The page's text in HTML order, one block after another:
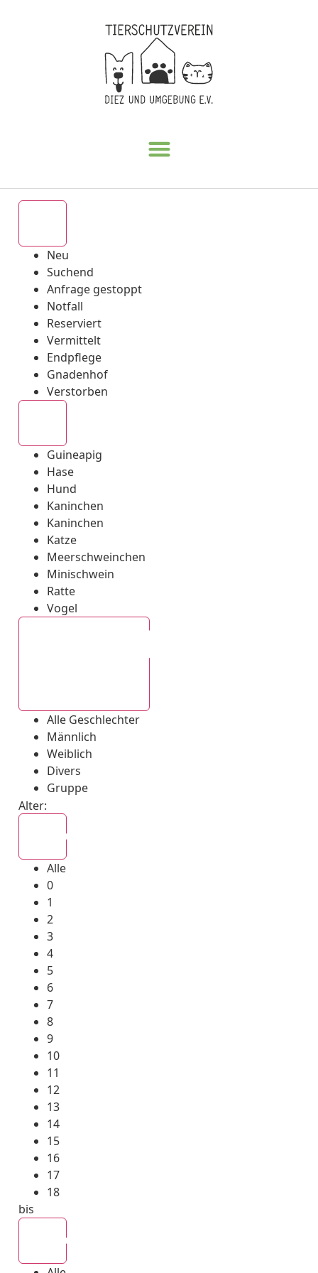
Neu
Suchend
Anfrage gestoppt
Notfall
Reserviert
Vermittelt
Endpflege
Gnadenhof
Verstorben
Guineapig
Hase
Hund
Kaninchen
Kaninchen
Katze
Meerschweinchen
Minischwein
Ratte
Vogel
Alle Geschlechter
Männlich
Weiblich
Divers
Gruppe
Alter:
Alle
0
1
2
3
4
5
6
7
8
9
10
11
12
13
14
15
16
17
18
bis